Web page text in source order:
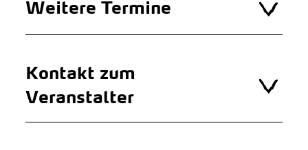
Weitere Termine
Kontakt zum
Veranstalter